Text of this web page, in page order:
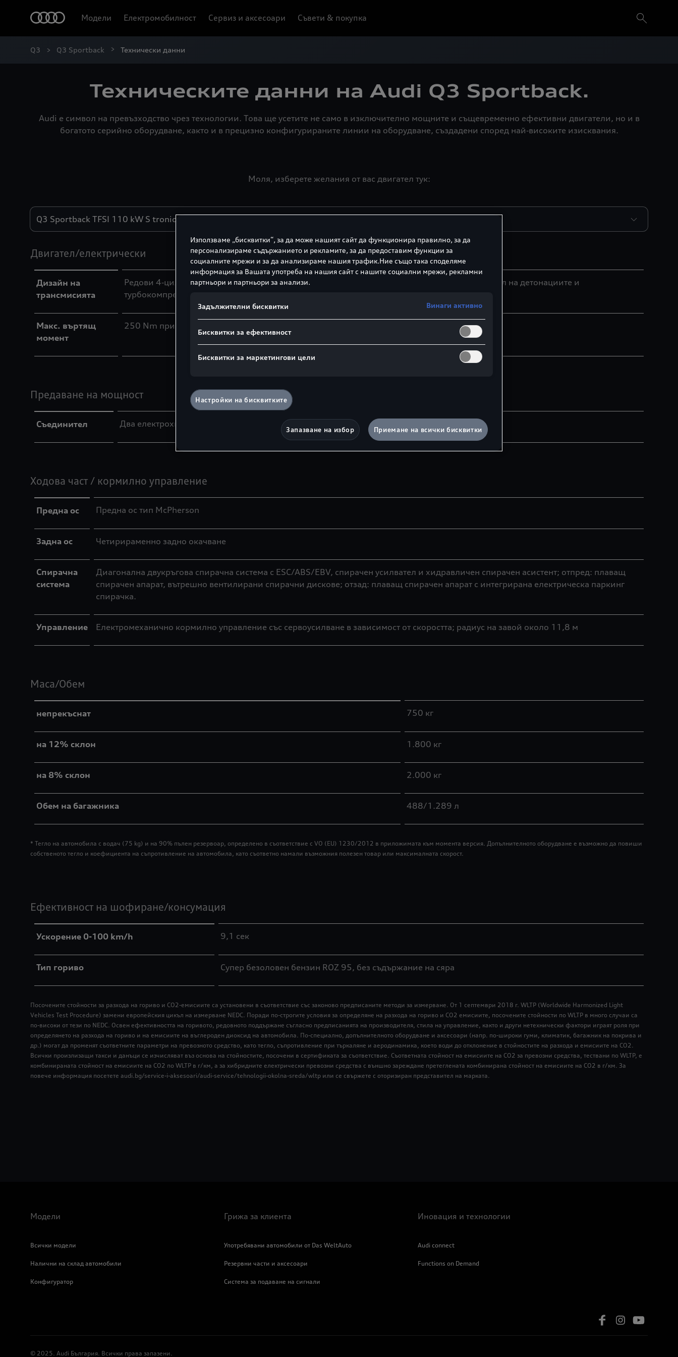
Модели Електромобилност Сервиз и аксесоари Съвети & покупка
Q3 Q3 Sportback Технически данни
Техническите данни на Audi Q3 Sportback.
Audi е символ на превъзходство чрез технологии. Това ще усетите не само в изключително мощните и същевременно ефективни двигатели, но и в
богатото серийно оборудване, както и в прецизно конфигурираните линии на оборудване, създадени според най‑високите изисквания.
Моля, изберете желания от вас двигател тук:
Двигатели
Двигател/електрически
Дизайн на
трансмисията
Редови 4‑цилиндров бензинов двигател с директно впръскване, ламбда‑регулиране, контрол на детонациите и
турбокомпресорно пълнене на отработилите газове.
Макс. въртящ
момент
250 Nm при 1500 - 3500 минути
Предаване на мощност
Съединител Два електрохидравлично управлявани ламелни съединителя (работещи в маслена баня)
Ходова част / кормилно управление
Предна ос Предна ос тип McPherson
Задна ос Четирираменно задно окачване
Спирачна
система
Диагонална двукръгова спирачна система с ESC/ABS/EBV, спирачен усилвател и хидравличен спирачен асистент; отпред: плаващ
спирачен апарат, вътрешно вентилирани спирачни дискове; отзад: плаващ спирачен апарат с интегрирана електрическа паркинг
спирачка.
Управление Електромеханично кормилно управление със сервоусилване в зависимост от скоростта; радиус на завой около 11,8 м
Маса/Обем
непрекъснат 750 кг
на 12% склон 1.800 кг
на 8% склон 2.000 кг
Обем на багажника 488/1.289 л
* Тегло на автомобила с водач (75 kg) и на 90% пълен резервоар, определено в съответствие с VO (EU) 1230/2012 в приложимата към момента версия. Допълнителното оборудване е възможно да повиши
собственото тегло и коефициента на съпротивление на автомобила, като съответно намали възможния полезен товар или максималната скорост.
Ефективност на шофиране/консумация
Ускорение 0-100 km/h 9,1 сек
Тип гориво Супер безоловен бензин ROZ 95, без съдържание на сяра
Посочените стойности за разхода на гориво и СО2-емисиите са установени в съответствие със законово предписаните методи за измерване. От 1 септември 2018 г. WLTP (Worldwide Harmonized Light
Vehicles Test Procedure) замени европейския цикъл на измерване NEDC. Поради по-строгите условия за определяне на разхода на гориво и CО2 емисиите, посочените стойности по WLTP в много случаи са
по-високи от тези по NEDC. Освен ефективността на горивото, редовното поддържане съгласно предписанията на производителя, стила на управление, както и други нетехнически фактори играят роля при
определянето на разхода на гориво и на емисиите на въглероден диоксид на автомобила. По-специално, допълнителното оборудване и аксесоари (напр. по-широки гуми, климатик, багажник на покрива и
др.) могат да променят съответните параметри на превозното средство, като тегло, съпротивление при търкаляне и аеродинамика, което води до отклонение в стойностите на разхода и емисиите на CO2.
Всички произлизащи такси и данъци се изчисляват въз основа на стойностите, посочени в сертификата за съответствие. Съответната стойност на емисиите на CO2 за превозни средства, тествани по WLTP, е
комбинираната стойност на емисиите на CO2 по WLTP в г/км, а за хибридните електрически превозни средства с външно зареждане претеглената комбинирана стойност на емисиите на CO2 в г/км. За
повече информация посетете audi.bg/service-i-aksesoari/audi-service/tehnologii-okolna-sreda/wltp или се свържете с оторизиран представител на марката.
Модели
Всички модели
Налични на склад автомобили
Конфигуратор
Грижа за клиента
Употребявани автомобили от Das WeltAuto
Резервни части и аксесоари
Система за подаване на сигнали
Иновация и технологии
Audi connect
Functions on Demand
© 2025. Audi България. Всички права запазени.
Използваме „бисквитки“, за да може нашият сайт да функционира правилно, за да
персонализираме съдържанието и рекламите, за да предоставим функции за
социалните мрежи и за да анализираме нашия трафик.Ние също така споделяме
информация за Вашата употреба на нашия сайт с нашите социални мрежи, рекламни
партньори и партньори за анализи.
Задължителни бисквитки Винаги активно
Бисквитки за ефективност
Бисквитки за маркетингови цели
Настройки на бисквитките
Запазване на избор Приемане на всички бисквитки